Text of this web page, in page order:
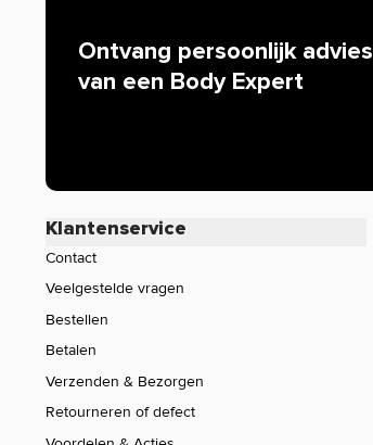
Ontvang persoonlijk advies
van een Body Expert
Klantenservice
Contact
Veelgestelde vragen
Bestellen
Betalen
Verzenden & Bezorgen
Retourneren of defect